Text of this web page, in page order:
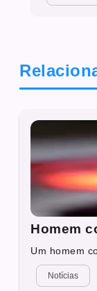
Homem
Um homem
Notícias